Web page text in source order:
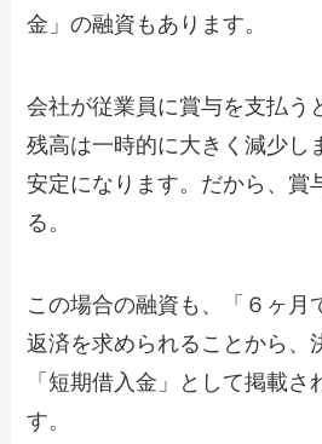
金」の融資もあります。
会社が従業員に賞与を支払う
残高は一時的に大きく減少し
安定になります。だから、賞
る。
この場合の融資も、「６ヶ月
返済を求められることから、
「短期借入金」として掲載さ
す。